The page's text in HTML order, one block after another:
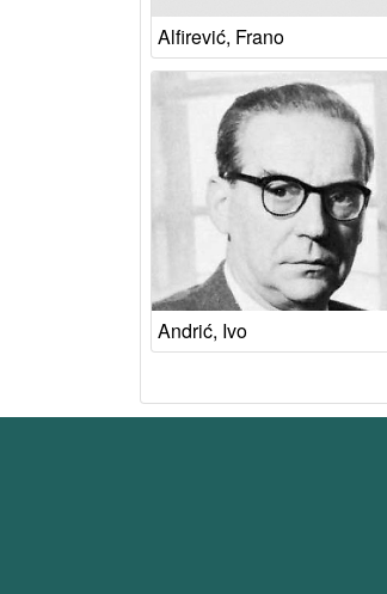
Alfirević, Frano
Andrić, Ivo